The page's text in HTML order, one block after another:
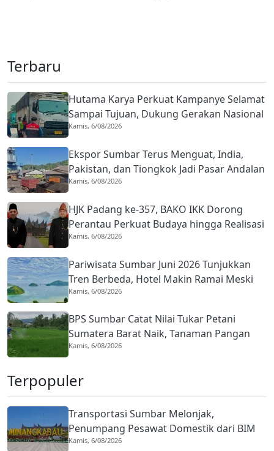
Terbaru
Hutama Karya Perkuat Kampanye Selamat
Sampai Tujuan, Dukung Gerakan Nasional
Zero ODOL
Kamis, 6/08/2026
Ekspor Sumbar Terus Menguat, India,
Pakistan, dan Tiongkok Jadi Pasar Andalan
Kamis, 6/08/2026
HJK Padang ke-357, BAKO IKK Dorong
Perantau Perkuat Budaya hingga Realisasi
Kota Gastronomi
Kamis, 6/08/2026
Pariwisata Sumbar Juni 2026 Tunjukkan
Tren Berbeda, Hotel Makin Ramai Meski
Wisman Menurun
Kamis, 6/08/2026
BPS Sumbar Catat Nilai Tukar Petani
Sumatera Barat Naik, Tanaman Pangan
Jadi Penopang
Kamis, 6/08/2026
Terpopuler
Transportasi Sumbar Melonjak,
Penumpang Pesawat Domestik dari BIM
Naik Hampir 33 Persen
Kamis, 6/08/2026